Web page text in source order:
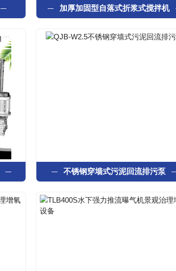
加厚加固型自落式折浆式搅拌机
不锈钢穿墙式污泥回流排污泵